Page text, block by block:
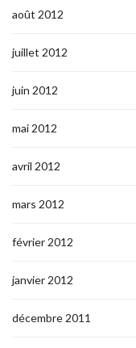
août 2012
juillet 2012
juin 2012
mai 2012
avril 2012
mars 2012
février 2012
janvier 2012
décembre 2011